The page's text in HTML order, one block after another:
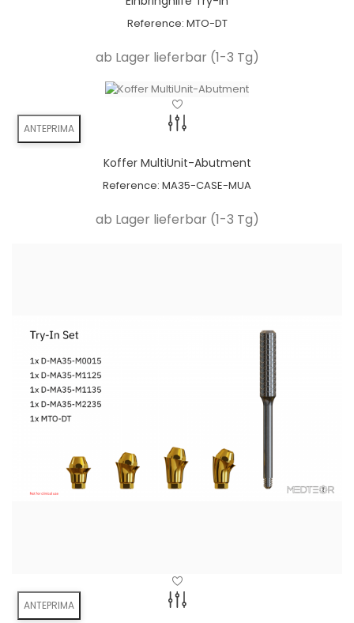
minimizes the risk
bone grafts can be avoided
Reference: MTO-DT
ab Lager lieferbar (1-3 Tg)
ANTEPRIMA
Koffer MultiUnit-Abutment
Reference: MA35-CASE-MUA
ab Lager lieferbar (1-3 Tg)
ANTEPRIMA